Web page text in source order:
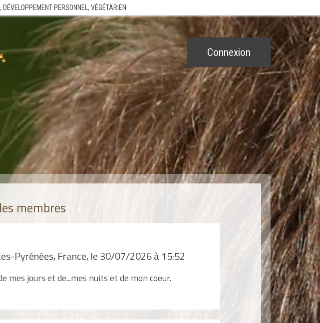
PERSONNEL, VÉGÉTARIEN
Connexion
membres
Pyrénées, France, le 30/07/2026 à 15:52
jours et de...mes nuits et de mon coeur.